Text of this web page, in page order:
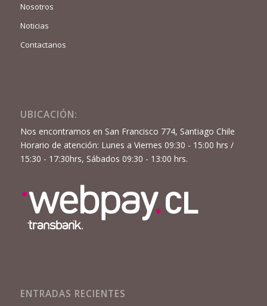
Nosotros
Noticias
Contactanos
UBICACIÓN:
Nos encontramos en San Francisco 774, Santiago Chile
Horario de atención: Lunes a Viernes 09:30 - 15:00 hrs /
15:30 - 17:30hrs, Sábados 09:30 - 13:00 hrs.
ENTRADAS RECIENTES